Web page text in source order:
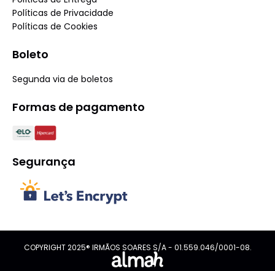
Políticas de Privacidade
Políticas de Cookies
Boleto
Segunda via de boletos
Formas de pagamento
Segurança
COPYRIGHT 2025® IRMÃOS SOARES S/A - 01.559.046/0001-08.